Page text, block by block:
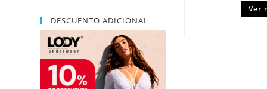
DESCUENTO ADICIONAL
Ver